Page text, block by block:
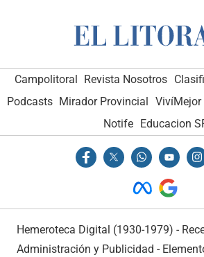
Campolitoral Revista Nosotros
Podcasts Mirador Provincial VivíMejor
Notife Educacion
Hemeroteca Digital (1930-1979) -
Administración y Publicidad -